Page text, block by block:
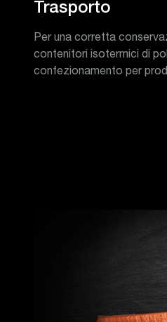
Trasporto
Per una corretta
contenitori isotermici di
confezionamento per